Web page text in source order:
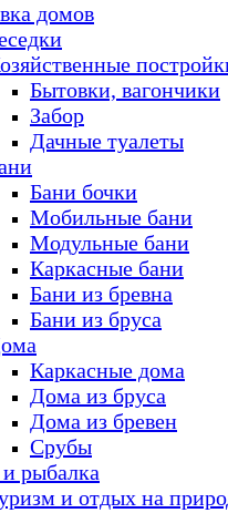
домов
Бытовки, вагончики
Забор
Дачные туалеты
Бани бочки
Мобильные бани
Модульные бани
Каркасные бани
Бани из бревна
Бани из бруса
Каркасные дома
Дома из бруса
Дома из бревен
Срубы
рыбалка
и отдых на